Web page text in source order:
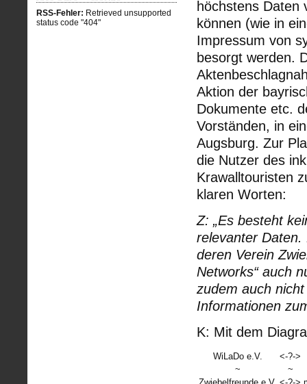
höchstens Daten
können (wie in
Impressum von
besorgt werden.
Aktion der
Dokumente etc.
Vorständen, in
Augsburg. Zur
die Nutzer des
Krawalltouristen
klaren Worten:
Z: „Es besteht
relevanter Daten.
deren Verein
Networks“ auch
zudem auch
Informationen
K: Mit dem
WiLaDo e.V.
<-?->
~
~
RSS-Fehler: Retrieved unsupported
status code "404"